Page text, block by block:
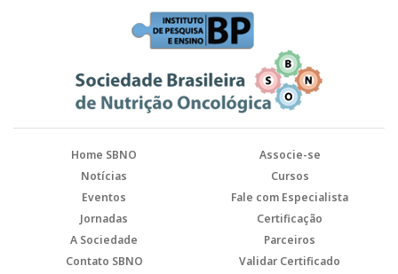
Home SBNO
Associe-se
Notícias
Cursos
Eventos
Fale com Especialista
Jornadas
Certificação
A Sociedade
Parceiros
Contato SBNO
Validar Certificado